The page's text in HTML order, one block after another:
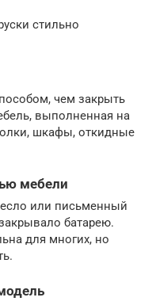
стильно
чем закрыть
выполненная на
шкафы, откидные
мебели
или письменный
батарею.
для многих, но